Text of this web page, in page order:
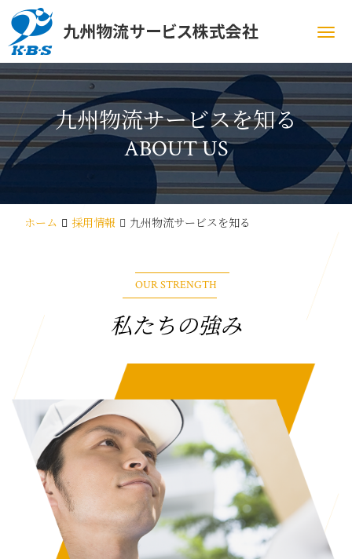
九州物流サービスを知る
ABOUT US
ホーム 採用情報 九州物流サービスを知る
OUR STRENGTH
私たちの強み